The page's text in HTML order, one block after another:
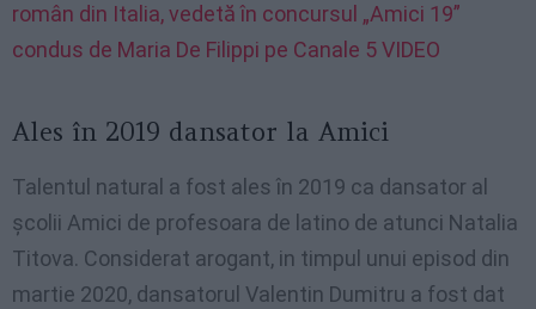
român din Italia, vedetă în concursul „Amici 19”
condus de Maria De Filippi pe Canale 5 VIDEO
Ales în 2019 dansator la Amici
Talentul natural a fost ales în 2019 ca dansator al
școlii Amici de profesoara de latino de atunci Natalia
Titova. Considerat arogant, in timpul unui episod din
martie 2020, dansatorul Valentin Dumitru a fost dat